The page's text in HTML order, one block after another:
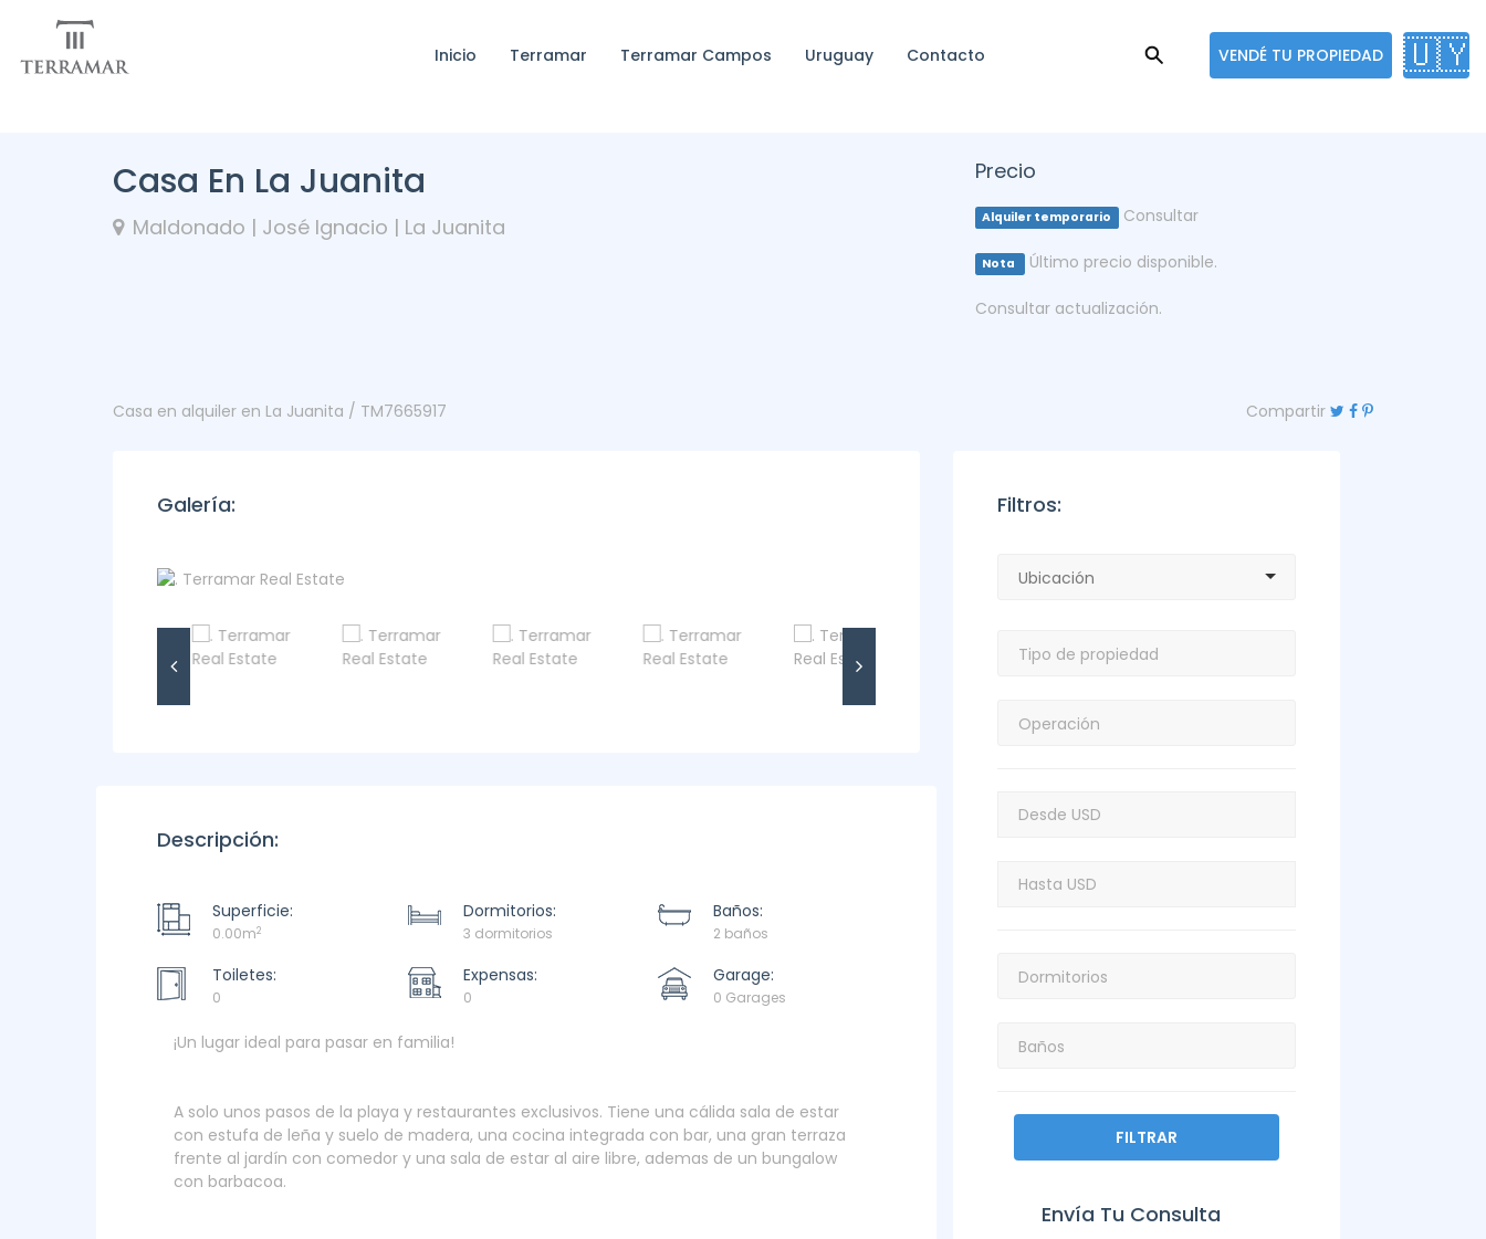
Inicio Terramar Terramar Campos Uruguay Contacto VENDÉ TU PROPIEDAD 🇺🇾
Casa En La Juanita
Maldonado | José Ignacio | La Juanita
Precio
Alquiler temporario Consultar
Nota Último precio disponible.
Consultar actualización.
Casa en alquiler en La Juanita / TM7665917 Compartir
Galería:
Descripción:
Superficie:
0.00m2
Dormitorios:
3 dormitorios
Baños:
2 baños
Toiletes:
0
Expensas:
0
Garage:
0 Garages
¡Un lugar ideal para pasar en familia!
A solo unos pasos de la playa y restaurantes exclusivos. Tiene una cálida sala de estar
con estufa de leña y suelo de madera, una cocina integrada con bar, una gran terraza
frente al jardín con comedor y una sala de estar al aire libre, ademas de un bungalow
con barbacoa.
Filtros:
FILTRAR
Envía Tu Consulta